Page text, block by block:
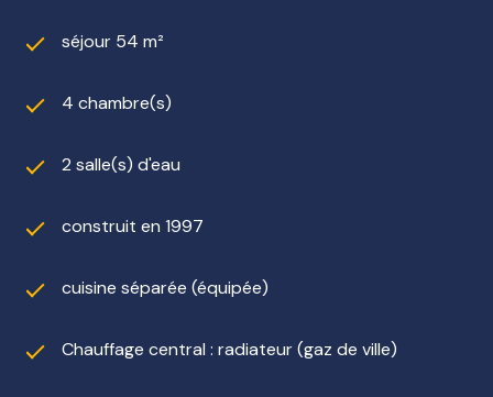
séjour 54 m²
4 chambre(s)
2 salle(s) d'eau
construit en 1997
cuisine séparée (équipée)
Chauffage central : radiateur (gaz de ville)